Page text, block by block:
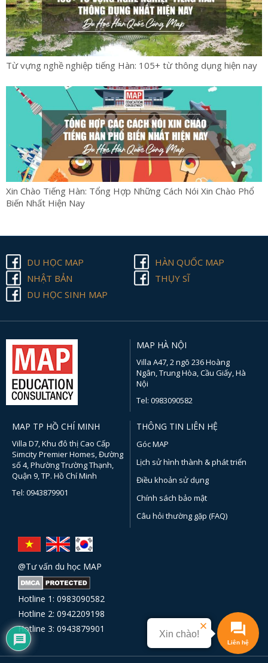
Từ vựng nghề nghiệp tiếng Hàn: 105+ từ thông dụng hiện nay
Xin Chào Tiếng Hàn: Tổng Hợp Những Cách Nói Xin Chào Phổ
Biến Nhất Hiện Nay
DU HỌC MAP
HÀN QUỐC MAP
NHẬT BẢN
THỤY SĨ
DU HỌC SINH MAP
MAP HÀ NỘI
Villa A47, 2 ngõ 236 Hoàng
Ngân, Trung Hòa, Cầu Giấy, Hà
Nội
Tel: 0983090582
MAP TP HỒ CHÍ MINH
Villa D7, Khu đô thị Cao Cấp
Simcity Premier Homes, Đường
số 4, Phường Trường Thạnh,
Quận 9, TP. Hồ Chí Minh
Tel: 0943879901
THÔNG TIN LIÊN HỆ
Góc MAP
Lịch sử hình thành & phát triển
Điều khoản sử dụng
Chính sách bảo mật
Câu hỏi thường gặp (FAQ)
@Tư vấn du học MAP
Hotline 1: 0983090582
Hotline 2: 0942209198
Hotline 3: 0943879901
Xin chào!